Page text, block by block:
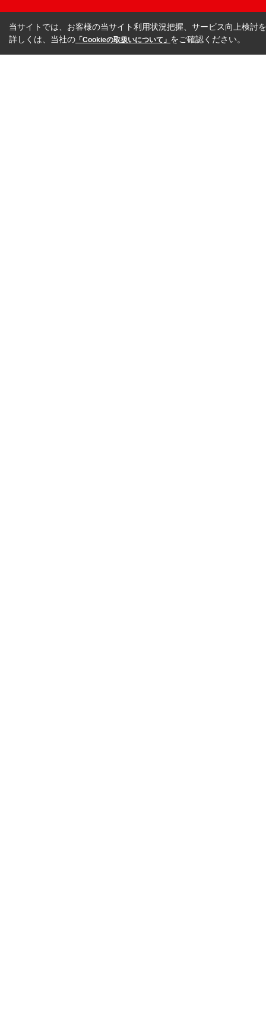
当サイトでは、お客様の当サイト利用状況把握、サービス向上検討
詳しくは、当社の 「Cookieの取扱いについて」 をご確認ください。